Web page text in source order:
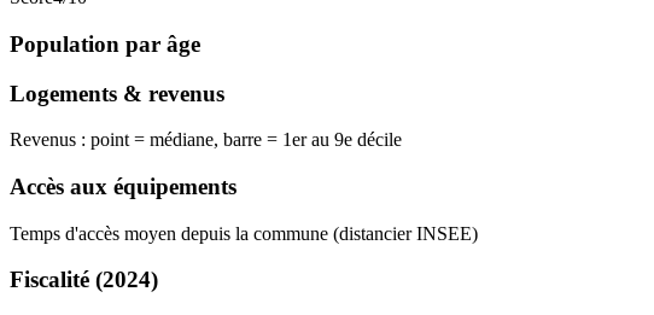
Population par âge
Logements & revenus
Revenus : point = médiane, barre = 1er au 9e décile
Accès aux équipements
Temps d'accès moyen depuis la commune (distancier INSEE)
Fiscalité (2024)